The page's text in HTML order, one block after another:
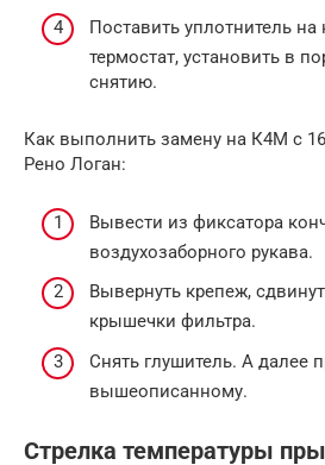
Поставить уплотнитель
термостат, установить в
снятию.
Как выполнить замену на К4М с
Рено Логан:
Вывести из фиксатора
воздухозаборного рукава.
Вывернуть крепеж,
крышечки фильтра.
Снять глушитель. А далее
вышеописанному.
Стрелка температуры